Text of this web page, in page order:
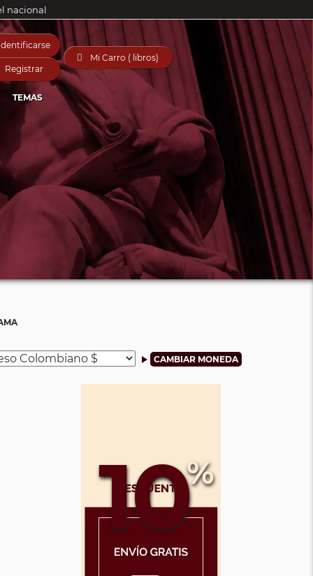
nacional
Registrar
 Mi Carro ( libros)
TEMAS
10%